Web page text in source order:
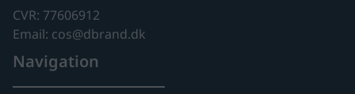
CVR: 77606912
Email: cos@dbrand.dk
Navigation